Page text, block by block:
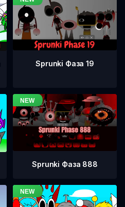
Sprunki Фаза 19
Sprunki Фаза 888